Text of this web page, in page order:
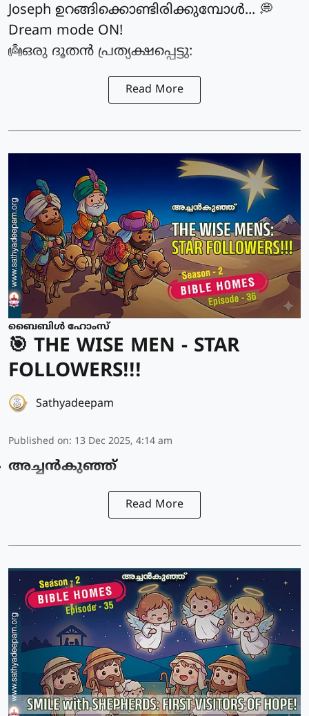
Joseph ഉറങ്ങിക്കൊണ്ടിരിക്കുമ്പോൾ... 💭
Dream mode ON!
👼ഒരു ദൂതൻ പ്രത്യക്ഷപ്പെട്ടു:
Read More
ബൈബിൾ ഹോംസ്
🎯 THE WISE MEN - STAR
FOLLOWERS!!!
Sathyadeepam
Published on: 13 Dec 2025, 4:14 am
അച്ചൻകുഞ്ഞ്
Read More